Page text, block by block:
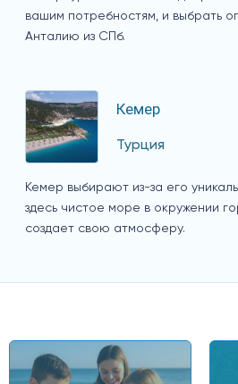
вашим потребностям, и выбрать
Анталию из СПб.
Кемер
Турция
Кемер выбирают из-за его
здесь чистое море в окружении
создает свою атмосферу.